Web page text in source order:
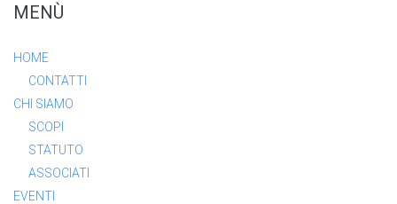
MENÙ
HOME
CONTATTI
CHI SIAMO
SCOPI
STATUTO
ASSOCIATI
EVENTI